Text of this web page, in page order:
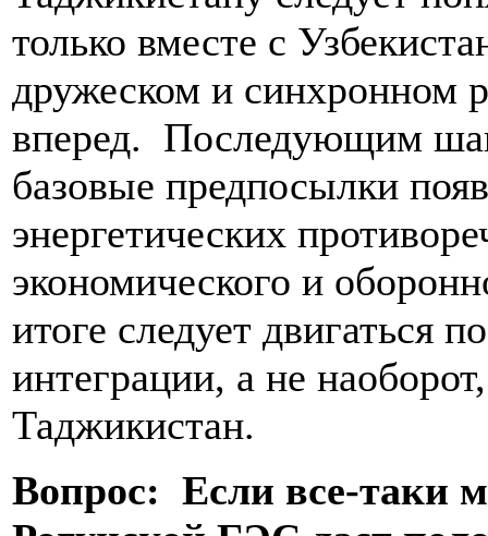
только вместе с
дружеском и синхронном
вперед. Последующим
базовые предпосылки
энергетических
экономического и
итоге следует двигаться
интеграции, а не
Таджикистан.
Вопрос: Если все-таки